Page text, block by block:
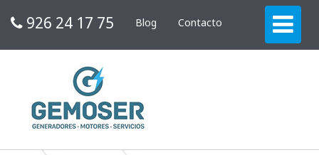
926 24 17 75 Blog Contacto